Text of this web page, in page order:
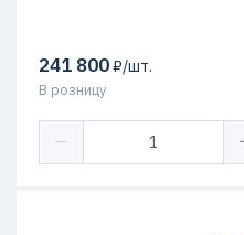
241 800₽/шт.
В розницу